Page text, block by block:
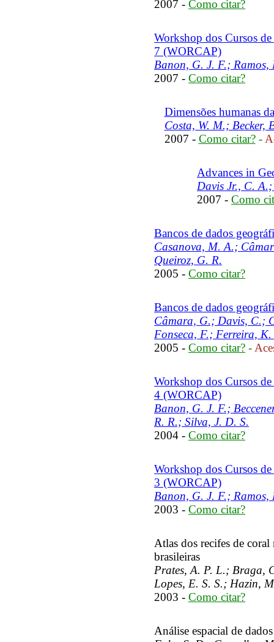
2007 - Como citar?
Workshop dos Cursos
7 (WORCAP)
Banon, G. J. F.;
2007 - Como citar?
Dimensões humanas
Costa, W. M.; Becker,
2007 - Como citar?-
Advances in
Davis Jr., C.
2007 - Como
Bancos de dados
Casanova, M. A.;
Queiroz, G. R.
2005 - Como citar?
Bancos de dados
Câmara, G.; Davis, C.;
Fonseca, F.; Ferreira,
2005 - Como citar? -
Workshop dos Cursos
4 (WORCAP)
Banon, G. J. F.;
R. R.; Silva, J. D. S.
2004 - Como citar?
Workshop dos Cursos
3 (WORCAP)
Banon, G. J. F.;
2003 - Como citar?
Atlas dos recifes de coral
brasileiras
Prates, A. P. L.; Braga,
Lopes, E. S. S.; Hazin,
2003 - Como citar?
Análise espacial de